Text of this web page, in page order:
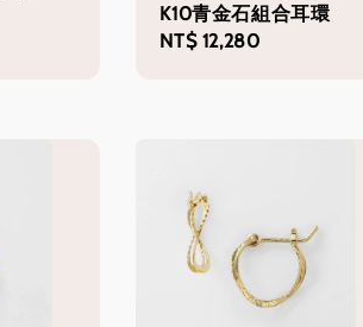
K10青金石組合耳環
Regular
NT$ 12,280